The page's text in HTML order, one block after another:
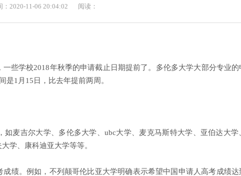
：2020-11-06 20:04:02 阅读：
些学校2018年秋季的申请截止日期提前了。多伦多大学大部分专业
是1月15日，比去年提前两周。
如麦吉尔大学、多伦多大学、ubc大学、麦克马斯特大学、亚伯达大学
学、康科迪亚大学等等。
绩。例如，不列颠哥伦比亚大学明确表示希望中国申请人高考成绩达